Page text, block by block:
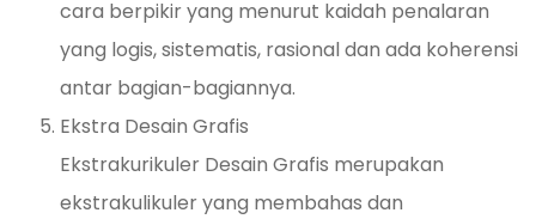
cara berpikir yang menurut kaidah penalaran
yang logis, sistematis, rasional dan ada koherensi
antar bagian-bagiannya.
Ekstra Desain Grafis
Ekstrakurikuler Desain Grafis merupakan
ekstrakulikuler yang membahas dan